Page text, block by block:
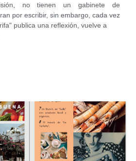
no tienen un gabinete de
por escribir, sin embargo, cada vez
publica una reflexión, vuelve a